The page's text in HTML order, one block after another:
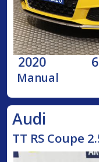
2020
Manual
Audi
TT RS Coupe